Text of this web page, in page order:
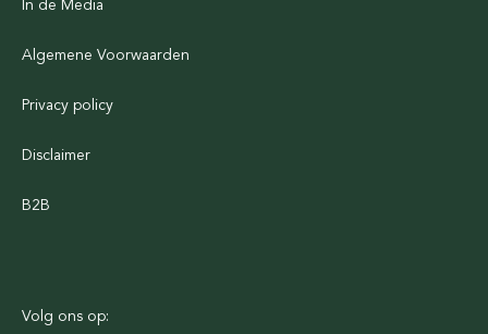
In de Media
Algemene Voorwaarden
Privacy policy
Disclaimer
B2B
Volg ons op: